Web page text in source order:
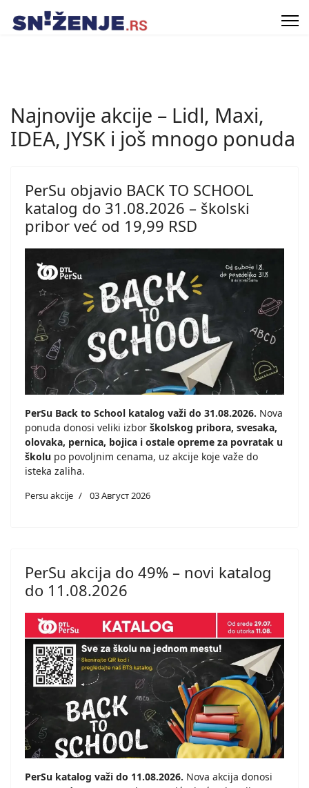
Najnovije akcije – Lidl, Maxi,
IDEA, JYSK i još mnogo ponuda
PerSu objavio BACK TO SCHOOL
katalog do 31.08.2026 – školski
pribor već od 19,99 RSD
PerSu Back to School katalog važi do 31.08.2026. Nova
ponuda donosi veliki izbor školskog pribora, svesaka,
olovaka, pernica, bojica i ostale opreme za povratak u
školu po povoljnim cenama, uz akcije koje važe do
isteka zaliha.
Persu akcije 03 Август 2026
PerSu akcija do 49% – novi katalog
do 11.08.2026
PerSu katalog važi do 11.08.2026. Nova akcija donosi